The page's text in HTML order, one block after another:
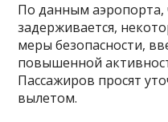
По данным аэропорта,
задерживается,
меры безопасности,
повышенной
Пассажиров просят
вылетом.